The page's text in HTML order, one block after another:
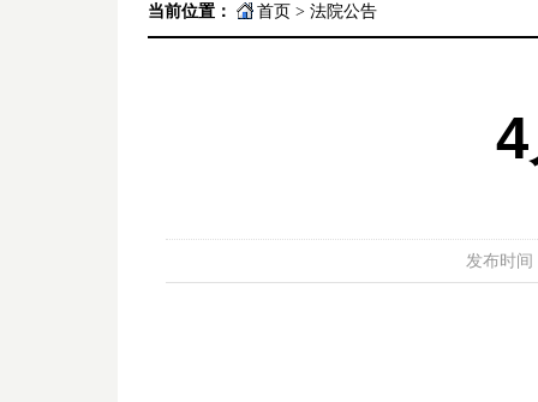
当前位置： 首页 > 法院公告
发布时